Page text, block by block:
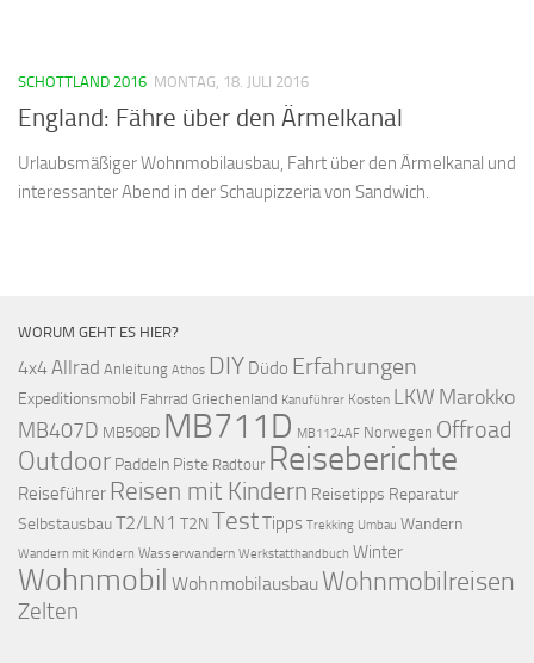
SCHOTTLAND 2016 MONTAG, 18. JULI 2016
England: Fähre über den Ärmelkanal
Urlaubsmäßiger Wohnmobilausbau, Fahrt über den Ärmelkanal und
interessanter Abend in der Schaupizzeria von Sandwich.
WORUM GEHT ES HIER?
4x4Allrad Anleitung Athos DIY Düdo Erfahrungen
Expeditionsmobil Fahrrad Griechenland Kanuführer Kosten LKW Marokko
MB407D MB508D MB711D MB1124AF Norwegen Offroad
Outdoor Paddeln Piste Radtour Reiseberichte
Reiseführer Reisen mit Kindern Reisetipps Reparatur
SelbstausbauT2/LN1 T2N TestTipps Trekking Umbau Wandern
Wandern mit Kindern Wasserwandern Werkstatthandbuch Winter
Wohnmobil Wohnmobilausbau Wohnmobilreisen
Zelten